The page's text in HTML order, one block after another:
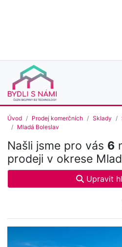
Úvod Prodej komerčních Sklady
Mladá Boleslav
Našli jsme pro vás 6
prodeji v okrese
Upravit